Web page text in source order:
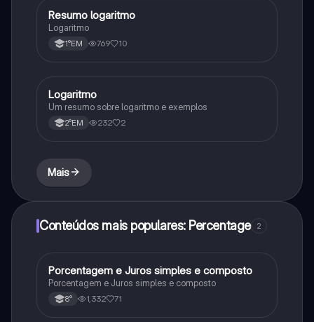
Matematica
Resumo logaritmo
Logaritmo
1°EM 769 10
Matematica
Logaritmo
Um resumo sobre logaritmo e exemplos
2°EM 232 2
Mais
Conteúdos mais populares: Percentage 2
Matematica
Porcentagem e Juros simples e composto
Porcentagem e Juros simples e composto
8° 1,332 71